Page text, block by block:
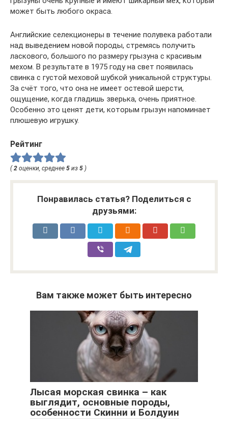
может быть любого окраса.
Английские селекционеры в течение полувека работали
над выведением новой породы, стремясь получить
ласкового, большого по размеру грызуна с красивым
мехом. В результате в 1975 году на свет появилась
свинка с густой меховой шубкой уникальной структуры.
За счёт того, что она не имеет остевой шерсти,
ощущение, когда гладишь зверька, очень приятное.
Особенно это ценят дети, которым грызун напоминает
плюшевую игрушку.
Рейтинг
(2 оценки, среднее 5 из 5 )
Понравилась статья? Поделиться с
друзьями:
Вам также может быть интересно
Лысая морская свинка – как
выглядит, основные породы,
особенности Скинни и Болдуин